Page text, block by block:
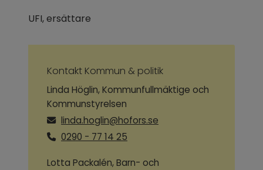
UFI, ersättare
Kontakt Kommun & politik
Linda Höglin, Kommunfullmäktige och
Kommunstyrelsen
linda.hoglin@hofors.se
0290 - 77 14 25
Lotta Packalén, Barn- och